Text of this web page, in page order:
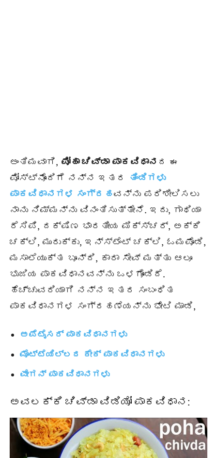
ಅಂತಿಮವಾಗಿ, ಪೋಹಾ ಚಿವ್ಡಾ ಪಾಕವಿಧಾನ ದ ಈ
ಪೋಸ್ಟ್ನೊಂದಿಗೆ ನನ್ನ ಇತರ
ತಿಂಡಿಗಳು
ಪಾಕವಿಧಾನಗಳ ಸಂಗ್ರಹವನ್ನು ಪರಿಶೀಲಿಸಲು
ನಾನು ನಿಮ್ಮನ್ನು ವಿನಂತಿಸುತ್ತೇನೆ. ಇದು, ಗಾಥಿಯಾ
ರೆಸಿಪಿ, ದಕ್ಷಿಣ ಭಾರತೀಯ ಮಿಕ್ಸ್ಚರ್, ಅಕ್ಕಿ
ಚಕ್ಲಿ, ಮುರುಕ್ಕು, ಇನ್ಸ್ಟೆಂಟ್ ಚಕ್ಲಿ, ಓಮಪೊಡಿ,
ಮಸಾಲೆಯುಕ್ತ ಬೂನ್ದಿ, ಕಾರಾ ಸೇವ್ ಮತ್ತು ಆಲೂ
ಭುಜಿಯ ಪಾಕವಿಧಾನವನ್ನು ಒಳಗೊಂಡಿದೆ.
ಹೆಚ್ಚುವರಿಯಾಗಿ ನನ್ನ ಇತರ ಸಂಬಂಧಿತ
ಪಾಕವಿಧಾನಗಳ ಸಂಗ್ರಹಣೆಯನ್ನು ಭೇಟಿ ಮಾಡಿ,
ಅಪೆಟೈಸರ್ ಪಾಕವಿಧಾನಗಳು
ಮೊಟ್ಟೆಯಿಲ್ಲದ ಕೇಕ್ ಪಾಕವಿಧಾನಗಳು
ವೇಗನ್ ಪಾಕವಿಧಾನಗಳು
ಅವಲಕ್ಕಿ ಚಿವ್ಡಾ ವಿಡಿಯೋ ಪಾಕವಿಧಾನ: